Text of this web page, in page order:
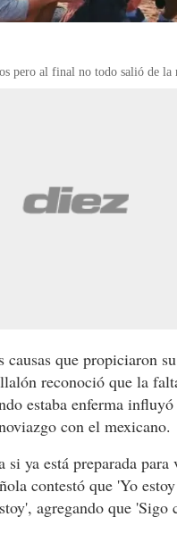
pero al final no todo salió de la
causas que propiciaron
reconoció que la
estaba enferma
con el mexicano.
si ya está preparada para
contestó que 'Yo
agregando que 'Sigo